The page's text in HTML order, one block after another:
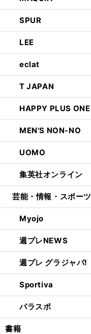
SPUR
LEE
eclat
T JAPAN
HAPPY PLUS ONE
MEN'S NON-NO
UOMO
集英社オンライン
芸能・情報・スポーツ
Myojo
週プレNEWS
週プレ グラジャパ!
Sportiva
パラスポ
書籍